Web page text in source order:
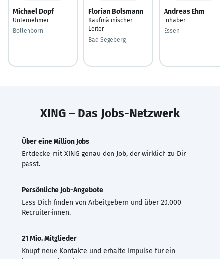
Michael Dopf
Unternehmer
Böllenborn
Florian Bolsmann
Kaufmännischer
Leiter
Bad Segeberg
Andreas Ehm
Inhaber
Essen
XING – Das Jobs-Netzwerk
Über eine Million Jobs
Entdecke mit XING genau den Job, der wirklich zu Dir
passt.
Persönliche Job-Angebote
Lass Dich finden von Arbeitgebern und über 20.000
Recruiter·innen.
21 Mio. Mitglieder
Knüpf neue Kontakte und erhalte Impulse für ein